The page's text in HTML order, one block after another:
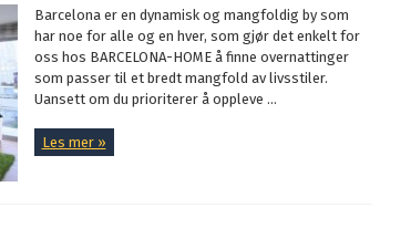
Barcelona er en dynamisk og mangfoldig by som
har noe for alle og en hver, som gjør det enkelt for
oss hos BARCELONA-HOME å finne overnattinger
som passer til et bredt mangfold av livsstiler.
Uansett om du prioriterer å oppleve ...
Les mer »